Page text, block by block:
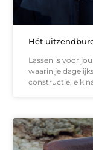
Hét
Lassen is voor
waarin je
constructie, elk